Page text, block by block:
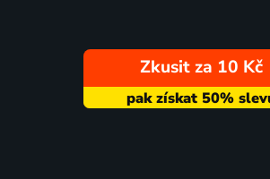
Zkusit za 10 Kč